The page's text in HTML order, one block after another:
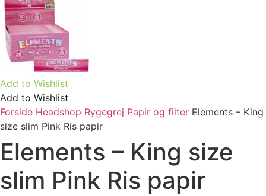
Add to Wishlist
Add to Wishlist
Forside Headshop Rygegrej Papir og filter Elements – King
size slim Pink Ris papir
Elements – King size
slim Pink Ris papir